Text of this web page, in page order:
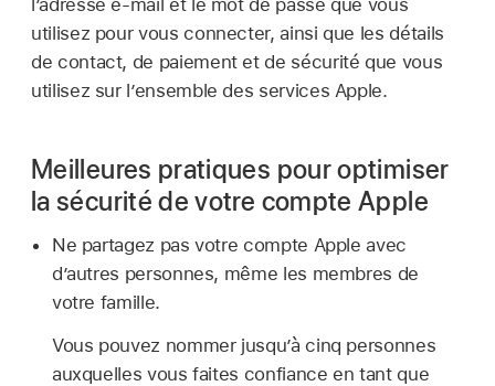
utilisez pour vous connecter, ainsi que les détails
de contact, de paiement et de sécurité que vous
utilisez sur l’ensemble des services Apple.
Meilleures pratiques pour optimiser
la sécurité de votre compte Apple
Ne partagez pas votre compte Apple avec
d’autres personnes, même les membres de
votre famille.
Vous pouvez nommer jusqu’à cinq personnes
auxquelles vous faites confiance en tant que